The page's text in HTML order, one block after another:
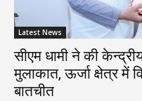
Latest News
सीएम धामी ने की
मुलाकात, ऊर्जा क्षेत्र में
बातचीत